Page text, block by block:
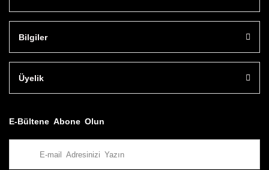
Bilgiler
Üyelik
E-Bültene Abone Olun